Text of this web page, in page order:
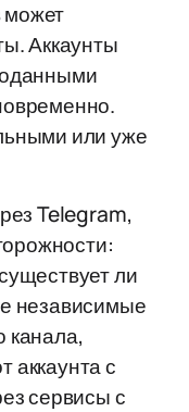
может
Аккаунты
или уже
Telegram,
ли
независимые
канала,
аккаунта с
сервисы с